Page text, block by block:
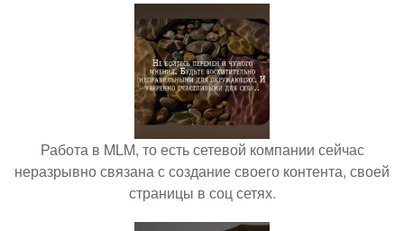
Работа в MLM, то есть сетевой компании сейчас
неразрывно связана с создание своего контента, своей
страницы в соц сетях.